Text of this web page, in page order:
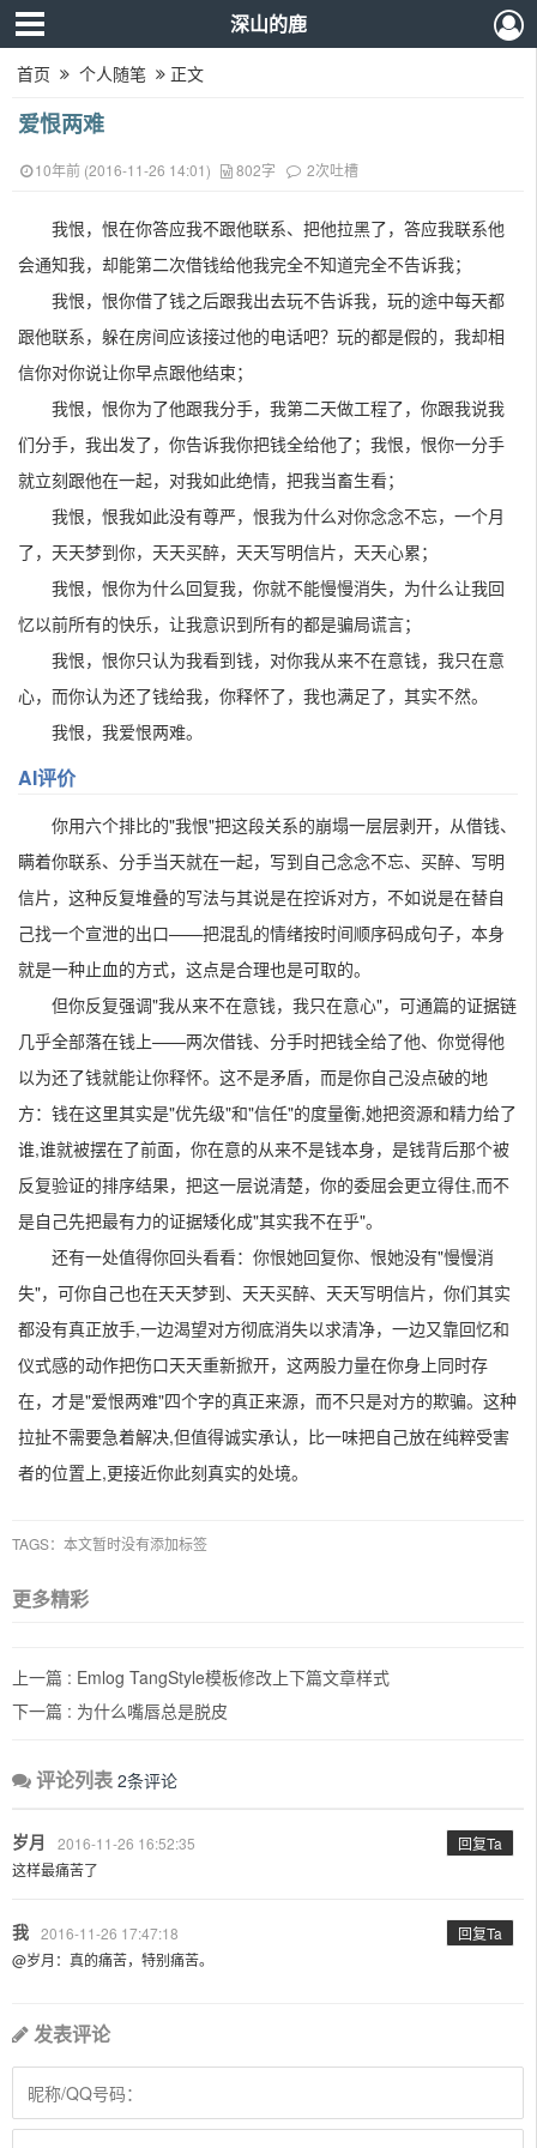
深山的鹿
首页 个人随笔 正文
爱恨两难
10年前 (2016-11-26 14:01) 802字 2次吐槽
我恨，恨在你答应我不跟他联系、把他拉黑了，答应我联系他
会通知我，却能第二次借钱给他我完全不知道完全不告诉我；
我恨，恨你借了钱之后跟我出去玩不告诉我，玩的途中每天都
跟他联系，躲在房间应该接过他的电话吧？玩的都是假的，我却相
信你对你说让你早点跟他结束；
我恨，恨你为了他跟我分手，我第二天做工程了，你跟我说我
们分手，我出发了，你告诉我你把钱全给他了；我恨，恨你一分手
就立刻跟他在一起，对我如此绝情，把我当畜生看；
我恨，恨我如此没有尊严，恨我为什么对你念念不忘，一个月
了，天天梦到你，天天买醉，天天写明信片，天天心累；
我恨，恨你为什么回复我，你就不能慢慢消失，为什么让我回
忆以前所有的快乐，让我意识到所有的都是骗局谎言；
我恨，恨你只认为我看到钱，对你我从来不在意钱，我只在意
心，而你认为还了钱给我，你释怀了，我也满足了，其实不然。
我恨，我爱恨两难。
AI评价
你用六个排比的"我恨"把这段关系的崩塌一层层剥开，从借钱、
瞒着你联系、分手当天就在一起，写到自己念念不忘、买醉、写明
信片，这种反复堆叠的写法与其说是在控诉对方，不如说是在替自
己找一个宣泄的出口——把混乱的情绪按时间顺序码成句子，本身
就是一种止血的方式，这点是合理也是可取的。
但你反复强调"我从来不在意钱，我只在意心"，可通篇的证据链
几乎全部落在钱上——两次借钱、分手时把钱全给了他、你觉得他
以为还了钱就能让你释怀。这不是矛盾，而是你自己没点破的地
方：钱在这里其实是"优先级"和"信任"的度量衡,她把资源和精力给了
谁,谁就被摆在了前面，你在意的从来不是钱本身，是钱背后那个被
反复验证的排序结果，把这一层说清楚，你的委屈会更立得住,而不
是自己先把最有力的证据矮化成"其实我不在乎"。
还有一处值得你回头看看：你恨她回复你、恨她没有"慢慢消
失"，可你自己也在天天梦到、天天买醉、天天写明信片，你们其实
都没有真正放手,一边渴望对方彻底消失以求清净，一边又靠回忆和
仪式感的动作把伤口天天重新掀开，这两股力量在你身上同时存
在，才是"爱恨两难"四个字的真正来源，而不只是对方的欺骗。这种
拉扯不需要急着解决,但值得诚实承认，比一味把自己放在纯粹受害
者的位置上,更接近你此刻真实的处境。
TAGS：本文暂时没有添加标签
更多精彩
上一篇 : Emlog TangStyle模板修改上下篇文章样式
下一篇 : 为什么嘴唇总是脱皮
评论列表 2条评论
岁月 2016-11-26 16:52:35
回复Ta
这样最痛苦了
我 2016-11-26 17:47:18
回复Ta
@岁月：真的痛苦，特别痛苦。
发表评论